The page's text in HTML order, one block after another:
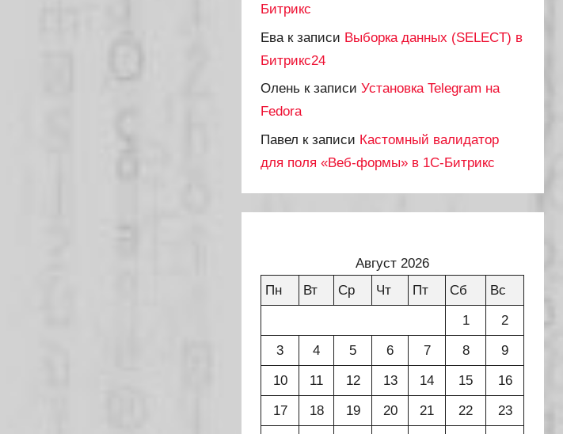
Битрикс
Ева к записи Выборка данных (SELECT) в
Битрикс24
Олень к записиУстановка Telegram на
Fedora
Павел к записи Кастомный валидатор
для поля «Веб-формы» в 1С-Битрикс
Август 2026
Пн
Вт Ср Чт Пт Сб
Вс
1
2
3
4 5 6 7 8
9
10
11 12 13 14 15
16
17
18 19 20 21 22
23